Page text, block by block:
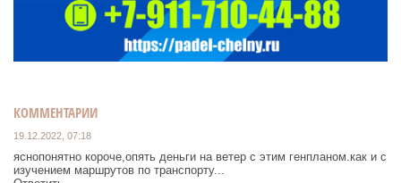
КОММЕНТАРИИ
19.12.2022, 07:18
яснопонятно короче,опять деньги на ветер с этим генпланом.как и с
изучением маршрутов по транспорту...